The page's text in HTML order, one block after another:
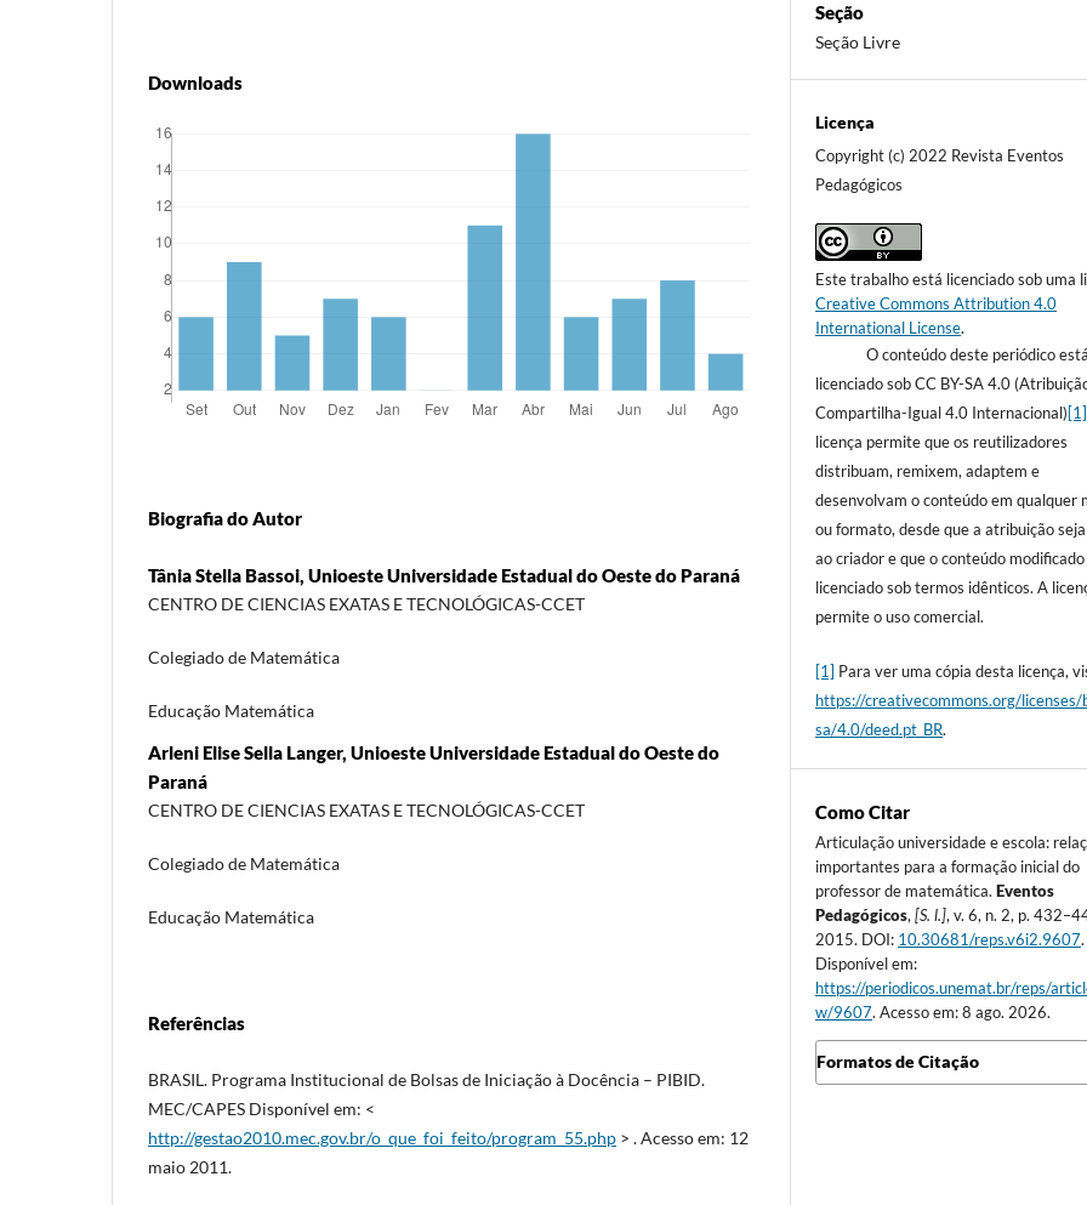
Downloads
Biografia do Autor
Tânia Stella Bassoi, Unioeste Universidade Estadual do Oeste do Paraná
CENTRO DE CIENCIAS EXATAS E TECNOLÓGICAS-CCET
Colegiado de Matemática
Educação Matemática
Arleni Elise Sella Langer, Unioeste Universidade Estadual do Oeste do
Paraná
CENTRO DE CIENCIAS EXATAS E TECNOLÓGICAS-CCET
Colegiado de Matemática
Educação Matemática
Referências
BRASIL. Programa Institucional de Bolsas de Iniciação à Docência – PIBID.
MEC/CAPES Disponível em: <
http://gestao2010.mec.gov.br/o_que_foi_feito/program_55.php > . Acesso em: 12
maio 2011.
Seção
Seção Livre
Licença
Copyright (c) 2022 Revista Eventos
Pedagógicos
Este trabalho está licenciado sob uma
Creative Commons Attribution 4.0
International License.
O conteúdo deste periódico está
licenciado sob CC BY-SA 4.0
Compartilha-Igual 4.0 Internacional)[1]
licença permite que os reutilizadores
distribuam, remixem, adaptem e
desenvolvam o conteúdo em qualquer
ou formato, desde que a atribuição
ao criador e que o conteúdo modificado
licenciado sob termos idênticos. A
permite o uso comercial.
[1] Para ver uma cópia desta licença,
https://creativecommons.org/licenses/
sa/4.0/deed.pt_BR.
Como Citar
Articulação universidade e escola:
importantes para a formação inicial do
professor de matemática.Eventos
Pedagógicos,[S. l.], v. 6, n. 2, p.
2015. DOI: 10.30681/reps.v6i2.9607.
Disponível em:
https://periodicos.unemat.br/reps/
w/9607. Acesso em: 8 ago. 2026.
Formatos de Citação